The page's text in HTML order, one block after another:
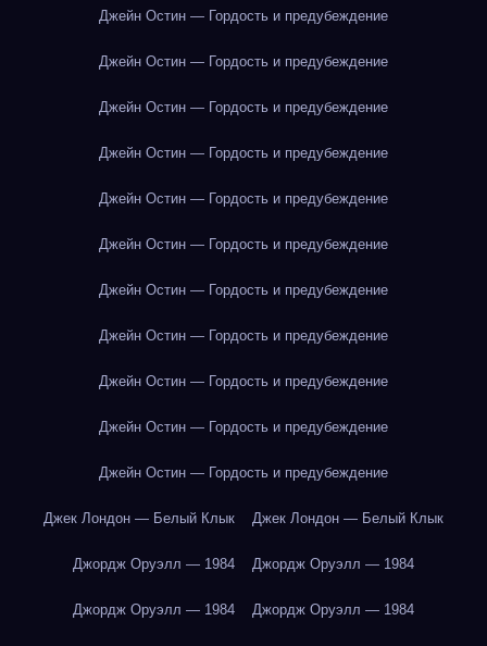
Джейн Остин — Гордость и предубеждение
Джейн Остин — Гордость и предубеждение
Джейн Остин — Гордость и предубеждение
Джейн Остин — Гордость и предубеждение
Джейн Остин — Гордость и предубеждение
Джейн Остин — Гордость и предубеждение
Джейн Остин — Гордость и предубеждение
Джейн Остин — Гордость и предубеждение
Джейн Остин — Гордость и предубеждение
Джейн Остин — Гордость и предубеждение
Джейн Остин — Гордость и предубеждение
Джек Лондон — Белый Клык Джек Лондон — Белый Клык
Джордж Оруэлл — 1984 Джордж Оруэлл — 1984
Джордж Оруэлл — 1984 Джордж Оруэлл — 1984